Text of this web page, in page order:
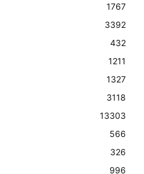
1767
3392
432
1211
1327
3118
13303
566
326
996